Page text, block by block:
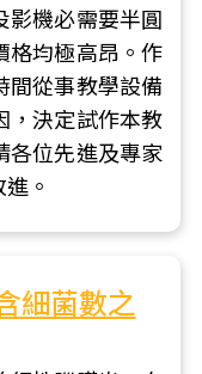
影機必需要半圓
格均極高昂。作
間從事教學設備
，決定試作本教
各位先進及專家
。
細菌數之